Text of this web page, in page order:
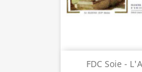
FDC Soie -